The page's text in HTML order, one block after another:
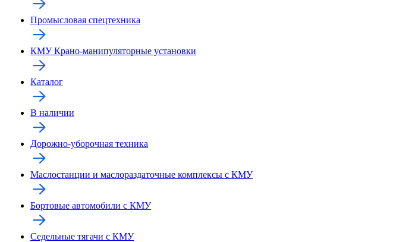
Промысловая спецтехника
КМУ Крано-манипуляторные установки
Каталог
В наличии
Дорожно-уборочная техника
Маслостанции и маслораздаточные комплексы с КМУ
Бортовые автомобили с КМУ
Седельные тягачи с КМУ